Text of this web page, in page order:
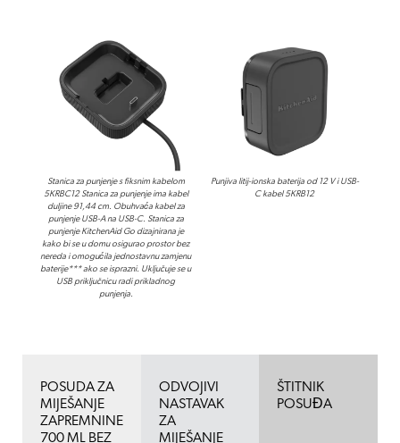
Stanica za punjenje s fiksnim kabelom
5KRBC12 Stanica za punjenje ima kabel
duljine 91,44 cm. Obuhvaća kabel za
punjenje USB-A na USB-C. Stanica za
punjenje KitchenAid Go dizajnirana je
kako bi se u domu osigurao prostor bez
nereda i omogućila jednostavnu zamjenu
baterije*** ako se isprazni. Uključuje se u
USB priključnicu radi prikladnog
punjenja.
Punjiva litij-ionska baterija od 12 V i USB-
C kabel 5KRB12
POSUDA ZA
MIJEŠANJE
ZAPREMNINE
700 ML BEZ
ODVOJIVI
NASTAVAK
ZA
MIJEŠANJE
ŠTITNIK
POSUĐA